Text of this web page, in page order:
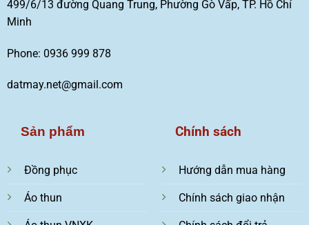
499/6/13 đường Quang Trung, Phường Gò Vấp, TP. Hồ Chí
Minh
Phone: 0936 999 878
datmay.net@gmail.com
Sản phẩm
Đồng phục
Áo thun
Chính sách
Hướng dẫn mua hàng
Chính sách giao nhận